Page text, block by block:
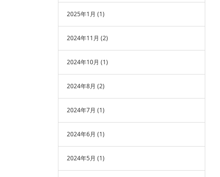
2025年1月 (1)
2024年11月 (2)
2024年10月 (1)
2024年8月 (2)
2024年7月 (1)
2024年6月 (1)
2024年5月 (1)